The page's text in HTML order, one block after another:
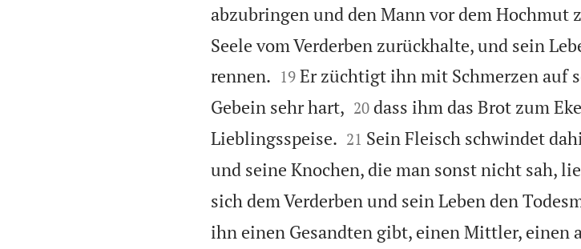
abzubringen und den Mann vor dem Hochmut
Seele vom Verderben zurückhalte, und sein
rennen.
19 Er züchtigt ihn mit Schmerzen auf
Gebein sehr hart,
20 dass ihm das Brot zum
Lieblingsspeise.
21 Sein Fleisch schwindet
und seine Knochen, die man sonst nicht sah,
sich dem Verderben und sein Leben den
ihn einen Gesandten gibt, einen Mittler, einen